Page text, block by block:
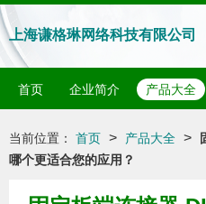
上海谦格琳网络科技有限公司
首页 企业简介 产品大全
当前位置： 首页 > 产品大全 >
哪个更适合您的应用？